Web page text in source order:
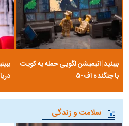
ببینید| انیمیشن لگویی حمله به کویت
با جنگنده اف-۵
سلامت و زندگی